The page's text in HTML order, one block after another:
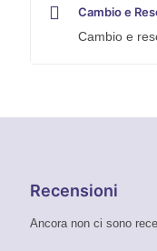
Cambio e
Cambio e
Recensioni
Ancora non ci sono